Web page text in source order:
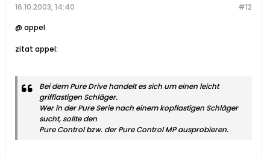
#12
16.10.2003, 14:40
@ appel
zitat appel:
Bei dem Pure Drive handelt es sich um einen leicht
grifflastigen Schläger.
Wer in der Pure Serie nach einem kopflastigen Schläger
sucht, sollte den
Pure Control bzw. der Pure Control MP ausprobieren.